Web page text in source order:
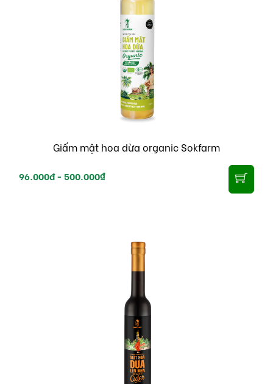
Giấm mật hoa dừa organic Sokfarm
96.000đ -500.000₫